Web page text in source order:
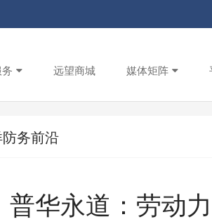
远望商城 媒体矩阵
务前沿
普华永道：劳动